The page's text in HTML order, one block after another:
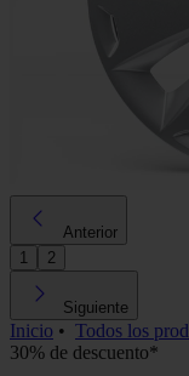
Anterior
1
2
Siguiente
Inicio • Todos los
30% de descuento*